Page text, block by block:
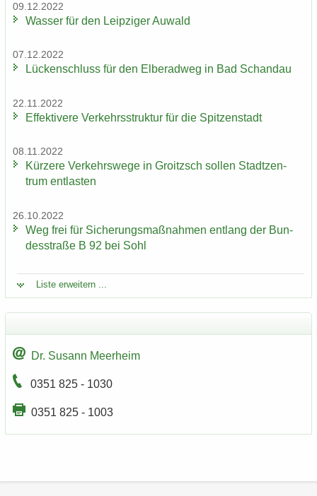
09.12.2022
Was­ser für den Leip­zi­ger Au­wald
07.12.2022
Lü­cken­schluss für den El­be­rad­weg in Bad Schand­au
22.11.2022
Ef­fek­ti­ve­re Ver­kehrs­struk­tur für die Spit­zen­stadt
08.11.2022
Kür­ze­re Ver­kehrs­we­ge in Groitzsch sol­len Stadt­zen­
trum ent­las­ten
26.10.2022
Weg frei für Si­che­rungs­maß­nah­men ent­lang der Bun­
des­stra­ße B 92 bei Sohl
Liste er­wei­tern ...
Dr. Su­sann Meer­heim
0351 825 - 1030
0351 825 - 1003